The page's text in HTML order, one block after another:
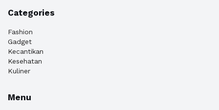
Categories
Fashion
Gadget
Kecantikan
Kesehatan
Kuliner
Menu